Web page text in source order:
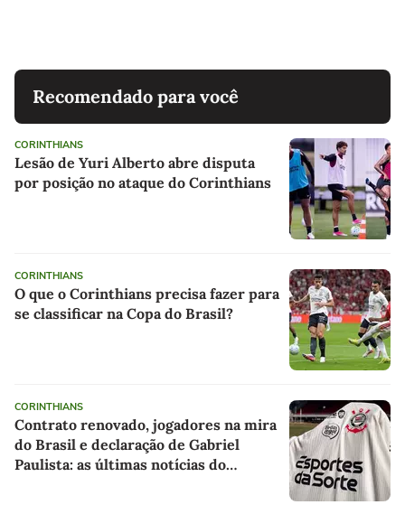
Recomendado para você
CORINTHIANS
Lesão de Yuri Alberto abre disputa
por posição no ataque do Corinthians
CORINTHIANS
O que o Corinthians precisa fazer para
se classificar na Copa do Brasil?
CORINTHIANS
Contrato renovado, jogadores na mira
do Brasil e declaração de Gabriel
Paulista: as últimas notícias do